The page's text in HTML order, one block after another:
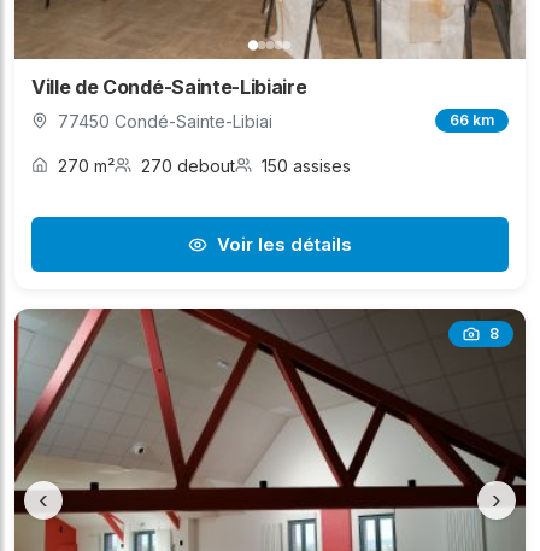
Ville de Condé-Sainte-Libiaire
77450 Condé-Sainte-Libiai 66 km
270 m² 270 debout 150 assises
Voir les détails
8
‹ ›